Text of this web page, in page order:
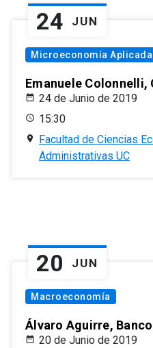
24 JUN
Microeconomía Aplicada
Emanuele Colonnelli,
24 de Junio de 2019
15:30
Facultad de Ciencias
Administrativas UC
20 JUN
Macroeconomía
Álvaro Aguirre,
20 de Junio de 2019